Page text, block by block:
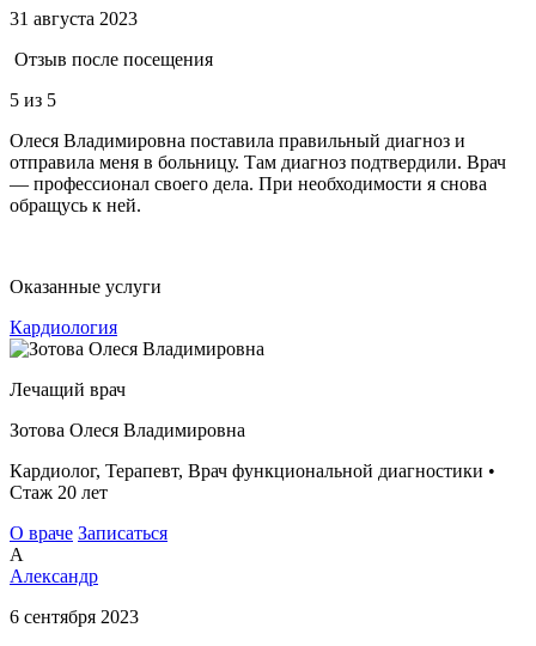
31 августа 2023
Отзыв после посещения
5 из 5
Олеся Владимировна поставила правильный диагноз и
отправила меня в больницу. Там диагноз подтвердили. Врач
— профессионал своего дела. При необходимости я снова
обращусь к ней.
Оказанные услуги
Кардиология
Лечащий врач
Зотова Олеся Владимировна
Кардиолог, Терапевт, Врач функциональной диагностики •
Стаж 20 лет
О враче Записаться
А
Александр
6 сентября 2023